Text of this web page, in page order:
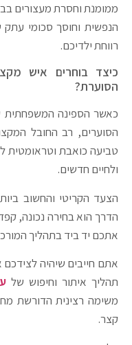
ממומנת וחסרת מעצורים
הנפשית וחוסך סכומי
רווחת ילדיכם.
כיצד בוחרים איש
הסוערת?
כאשר הספינה המשפחתית
הסוערים, רב החובל
טביעה כואבת וטראומטית
ולחיים חדשים.
הצעד הקריטי והחשוב
הדרך הוא בחירה נכונה,
אתכם יד ביד בתהליך
אתם חייבים שיהיה לצידכם
תהליך איתור וחיפוש של
משימה רצינית הדורשת
קצר.